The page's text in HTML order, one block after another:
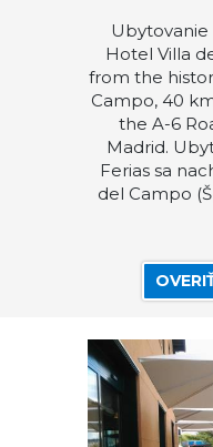
Ubytovanie
Hotel Villa
from the
Campo, 40
the A-6
Madrid.
Ferias sa
del Campo